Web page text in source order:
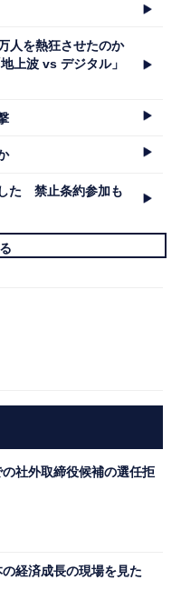
人を熱狂させたのか
上波 vs デジタル」
た 禁止条約参加も
の社外取締役候補の選任拒
経済成長の現場を見た